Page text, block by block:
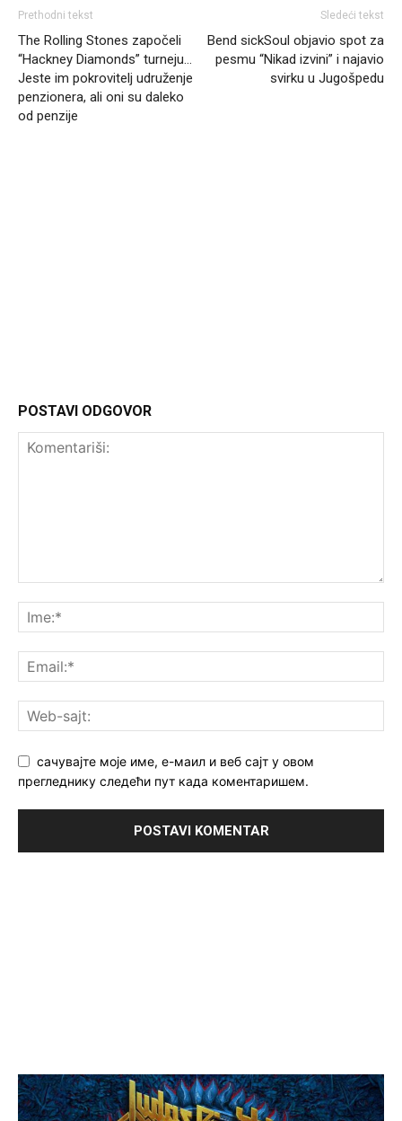
Prethodni tekst
The Rolling Stones započeli
“Hackney Diamonds” turneju…
Jeste im pokrovitelj udruženje
penzionera, ali oni su daleko
od penzije
Sledeći tekst
Bend sickSoul objavio spot za
pesmu “Nikad izvini” i najavio
svirku u Jugošpedu
POSTAVI ODGOVOR
сачувајте моје име, е-маил и веб сајт у овом
прегледнику следећи пут када коментаришем.